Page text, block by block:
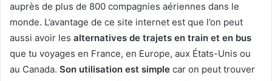
auprès de plus de 800 compagnies aériennes dans le
monde. L’avantage de ce site internet est que l’on peut
aussi avoir les alternatives de trajets en train et en bus
que tu voyages en France, en Europe, aux États-Unis ou
au Canada. Son utilisation est simple car on peut trouver